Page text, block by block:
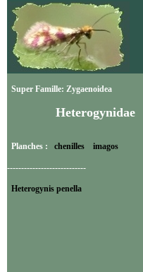
Super Famille: Zygaenoidea
Heterogynidae
Planches : chenilles imagos
----------------------------
Heterogynis penella